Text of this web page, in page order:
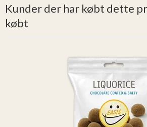
Kunder der har købt dette
købt